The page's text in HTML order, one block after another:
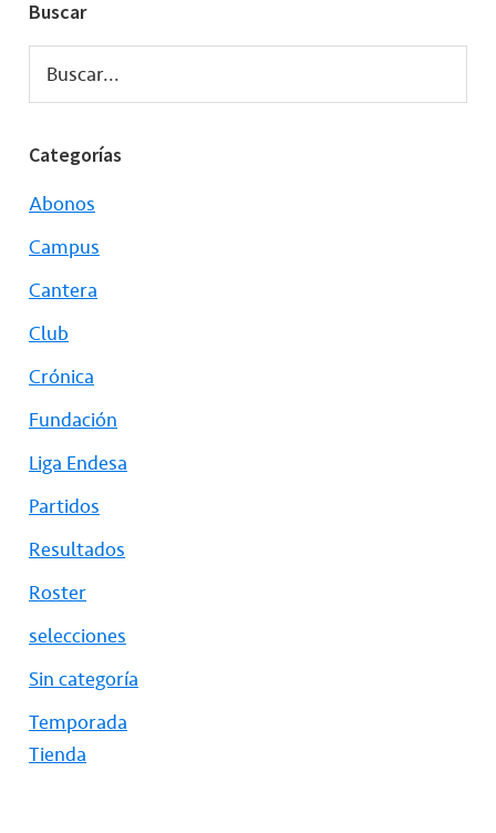
Buscar
Buscar...
Categorías
Abonos
Campus
Cantera
Club
Crónica
Fundación
Liga Endesa
Partidos
Resultados
Roster
selecciones
Sin categoría
Temporada
Tienda